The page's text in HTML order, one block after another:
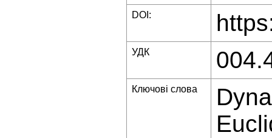
DOI:
УДК
Ключові слова